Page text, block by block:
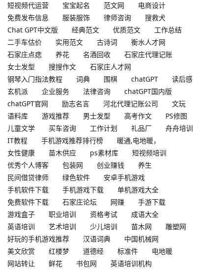
短视频代运营
宝宝起名 范文网
电商设计
免费发布信息
服装服饰 律师咨询
搜救犬
Chat GPT中文版
经典范文 优质范文
工作总结
二手车估价
实用范文 古诗词
衡水人才网
石家庄点痣
养花 名酒回收
石家庄代理记账
女士发型
搜搜作文
石家庄人才网
钢琴入门指法教程
词典 围棋 chatGPT
读后感
玄机派
企业服务 法律咨询
chatGPT国内版
chatGPT官网
励志名言 河北代理记账公司
文玩
语料库
游戏推荐 男士发型 高考作文
PS修图
儿童文学
买车咨询 工作计划 礼品厂
舟舟培训
IT教程
手机游戏推荐排行榜
暖通,电地暖，
女性健康
苗木供应 ps素材库
短视频培训
优秀个人博客
包装网 创业赚钱
养生
民间借贷律师
绿色软件
安卓手机游戏
手机软件下载
手机游戏下载
单机游戏大全
免费软件下载
石家庄论坛 网赚
手游下载
游戏盒子
职业培训 资格考试
成语大全
英语培训
艺术培训 少儿培训 苗木网
雕塑网
好玩的手机游戏推荐
汉语词典
中国机械网
美文欣赏
红楼梦 道德经 标准件
电地暖
网站转让
鲜花 书包网 英语培训机构